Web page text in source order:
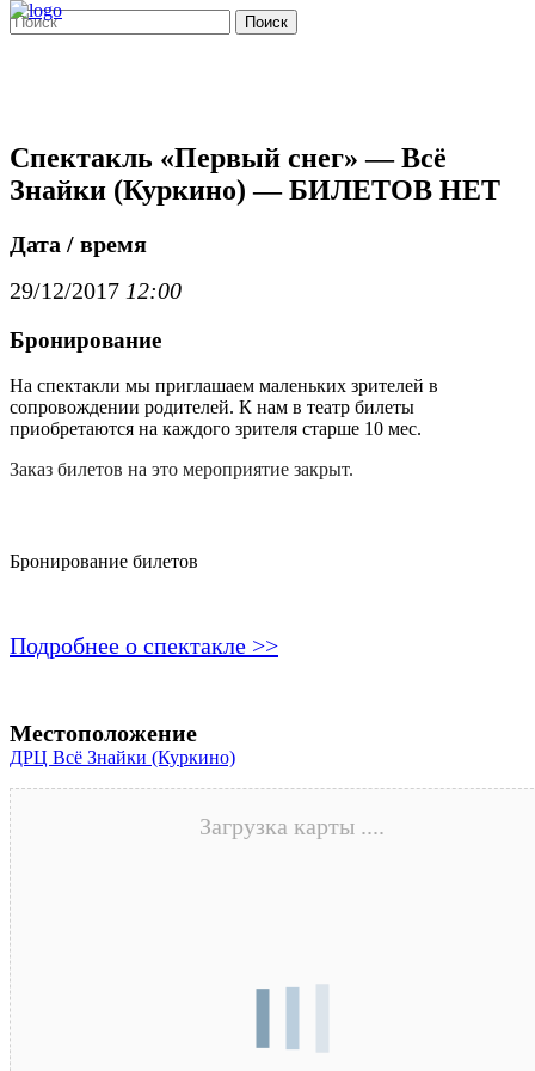
Поиск
Спектакль «Первый снег» — Всё
Знайки (Куркино) — БИЛЕТОВ НЕТ
Дата / время
29/12/2017 12:00
Бронирование
На спектакли мы приглашаем маленьких зрителей в
сопровождении родителей. К нам в театр билеты
приобретаются на каждого зрителя старше 10 мес.
Заказ билетов на это мероприятие закрыт.
Бронирование билетов
Подробнее о спектакле >>
Местоположение
ДРЦ Всё Знайки (Куркино)
Загрузка карты ....